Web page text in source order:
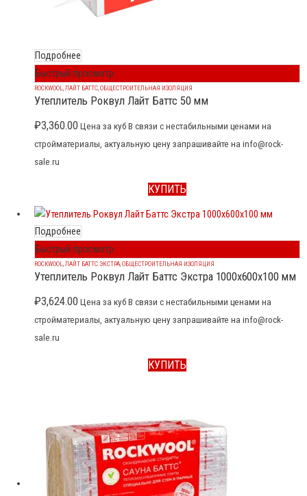
Подробнее
Быстрый просмотр
ROCKWOOL,ЛАЙТ БАТТС,ОБЩЕСТРОИТЕЛЬНАЯ ИЗОЛЯЦИЯ
Утеплитель Роквул Лайт Баттс 50 мм
₽3,360.00 Цена за куб В связи с нестабильными ценами на
стройматериалы, актуальную цену запрашивайте на info@rock-
sale.ru
КУПИТЬ
Подробнее
Быстрый просмотр
ROCKWOOL ЛАЙТ БАТТС ЭКСТРА ОБЩЕСТРОИТЕЛЬНАЯ ИЗОЛЯЦИЯ
Утеплитель Роквул Лайт Баттс Экстра 1000x600x100 мм
₽3,624.00 Цена за куб В связи с нестабильными ценами на
стройматериалы, актуальную цену запрашивайте на info@rock-
sale.ru
КУПИТЬ